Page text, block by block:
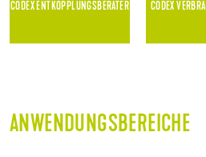
CODEX ENTKOPPLUNGSBERATER CODEX
ANWENDUNGSBEREICHE